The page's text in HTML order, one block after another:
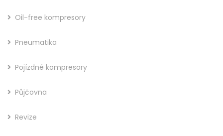
Oil-free kompresory
Pneumatika
Pojízdné kompresory
Půjčovna
Revize